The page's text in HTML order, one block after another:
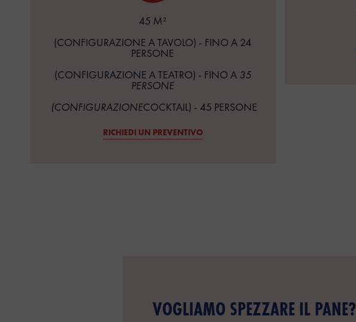
45 M²
(CONFIGURAZIONE A TAVOLO) - FINO A 24
PERSONE
(CONFIGURAZIONE A TEATRO) - FINO A 35
PERSONE
‍ (CONFIGURAZIONECOCKTAIL) - 45 PERSONE
RICHIEDI UN PREVENTIVO
VOGLIAMO SPEZZARE IL PANE?